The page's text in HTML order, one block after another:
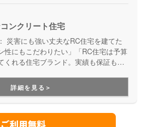
ンクリート住宅
にもこだわりたい」「RC住宅は予算
くれる住宅ブランド。実績も保証も万
詳細を見る＞